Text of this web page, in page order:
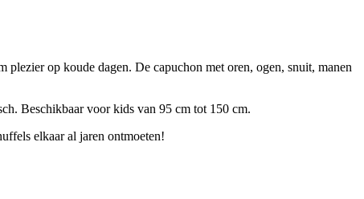
op koude dagen. De capuchon met oren, ogen, snuit, manen
Beschikbaar voor kids van 95 cm tot 150 cm.
elkaar al jaren ontmoeten!